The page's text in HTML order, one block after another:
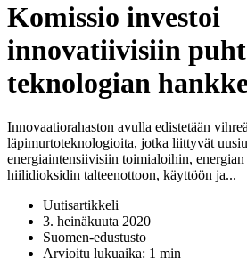
Komissio investoi
innovatiivisiin
teknologian
Innovaatiorahaston avulla edistetään
läpimurtoteknologioita, jotka liittyvät
energiaintensiivisiin toimialoihin, energian
hiilidioksidin talteenottoon, käyttöön ja...
Uutisartikkeli
3. heinäkuuta 2020
Suomen-edustusto
Arvioitu lukuaika: 1 min